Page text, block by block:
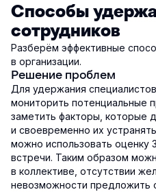
Способы
сотрудников
Разберём эффективные
в организации.
Решение проблем
Для удержания
мониторить потенциальные
заметить факторы, которые
и своевременно их
можно использовать оценку
встречи. Таким образом
в коллективе, отсутствии
невозможности предложить